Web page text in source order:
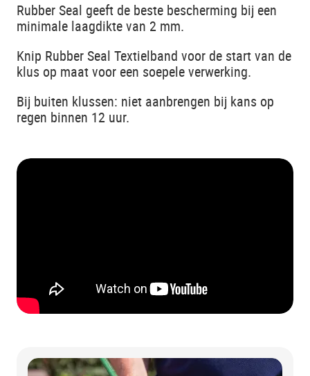
Rubber Seal geeft de beste bescherming bij een
minimale laagdikte van 2 mm.
Knip Rubber Seal Textielband voor de start van de
klus op maat voor een soepele verwerking.
Bij buiten klussen: niet aanbrengen bij kans op
regen binnen 12 uur.